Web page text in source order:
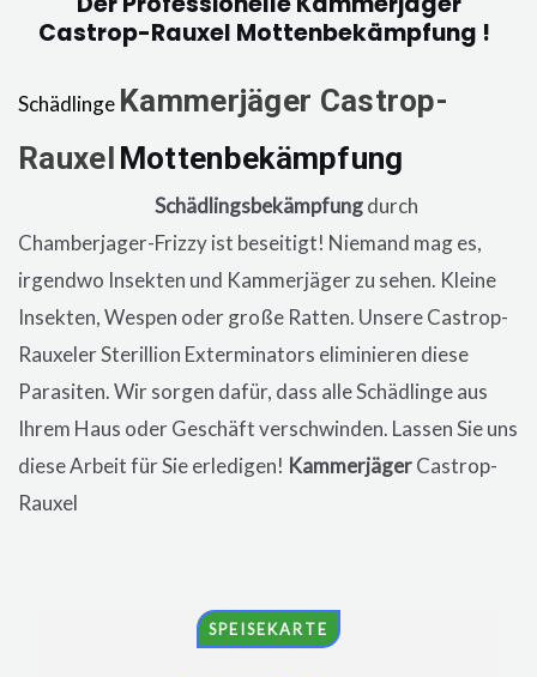
SPEISEKARTE
Castrop-Rauxel Mottenbekämpfung !
Schädlinge Kammerjäger Castrop-
Rauxel Mottenbekämpfung
Schädlingsbekämpfungdurch
Chamberjager-Frizzy ist beseitigt! Niemand mag es,
irgendwo Insekten und Kammerjäger zu sehen. Kleine
Insekten, Wespen oder große Ratten. UnsereCastrop-
RauxelerSterillion Exterminators eliminieren diese
Parasiten. Wir sorgen dafür, dass alle Schädlinge aus
Ihrem Haus oder Geschäft verschwinden. Lassen Sie uns
diese Arbeit für Sie erledigen! KammerjägerCastrop-
Rauxel